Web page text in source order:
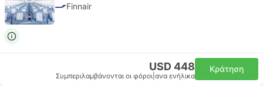
Finnair
USD 448
Συμπεριλαμβάνονται οι φόροι ανα ενήλικα
Κράτηση